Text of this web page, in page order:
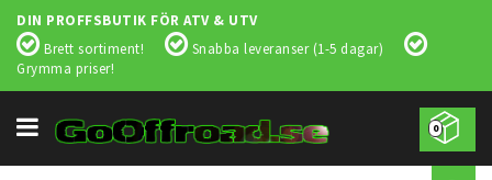
DIN PROFFSBUTIK FÖR ATV & UTV
Brett sortiment!
Snabba leveranser (1-5 dagar)
Grymma priser!
0
Toggle
navigation